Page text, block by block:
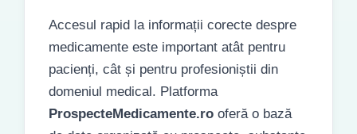
Accesul rapid la informații corecte despre
medicamente este important atât pentru
pacienți, cât și pentru profesioniștii din
domeniul medical. Platforma
ProspecteMedicamente.ro oferă o bază